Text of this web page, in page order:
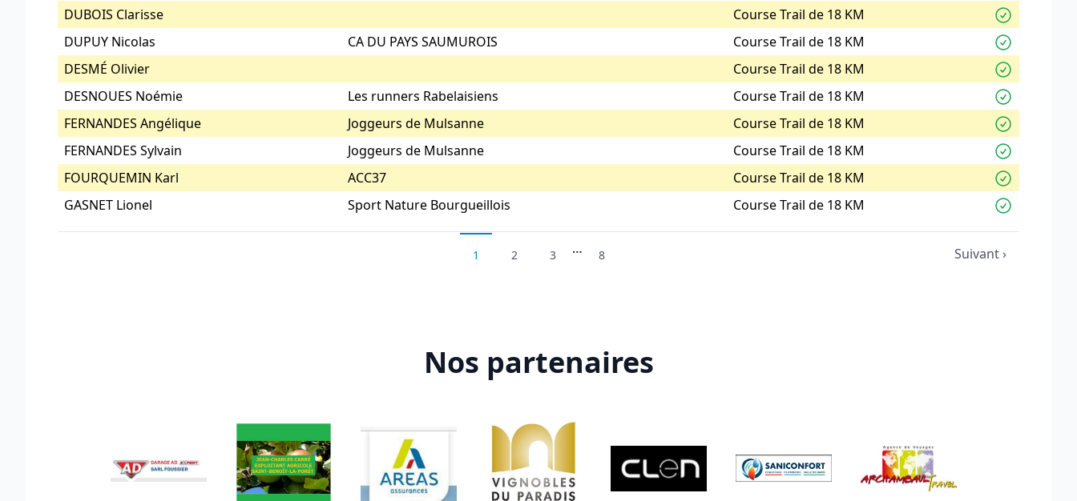
DUBOIS Clarisse
Course Trail de 18 KM
DUPUY Nicolas
CA DU PAYS SAUMUROIS
Course Trail de 18 KM
DESMÉ Olivier
Course Trail de 18 KM
DESNOUES Noémie
Les runners Rabelaisiens
Course Trail de 18 KM
FERNANDES Angélique
Joggeurs de Mulsanne
Course Trail de 18 KM
FERNANDES Sylvain
Joggeurs de Mulsanne
Course Trail de 18 KM
FOURQUEMIN Karl
ACC37
Course Trail de 18 KM
GASNET Lionel
Sport Nature Bourgueillois Course Trail de 18 KM
1 2 3 … 8 Suivant ›
Nos partenaires